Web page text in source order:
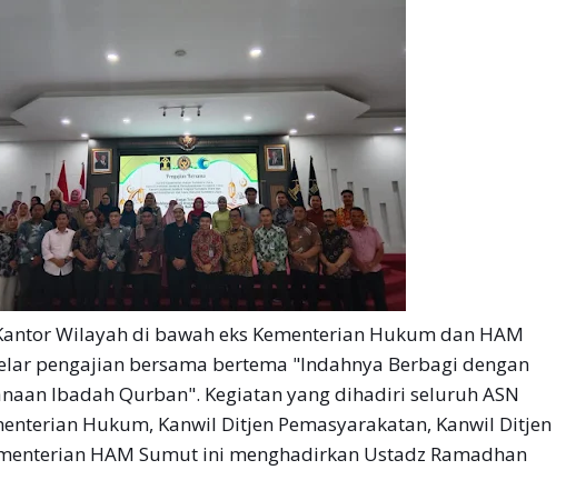
Wilayah di bawah eks Kementerian Hukum dan HAM
pengajian bersama bertema "Indahnya Berbagi dengan
Ibadah Qurban". Kegiatan yang dihadiri seluruh ASN
Hukum, Kanwil Ditjen Pemasyarakatan, Kanwil Ditjen
HAM Sumut ini menghadirkan Ustadz Ramadhan